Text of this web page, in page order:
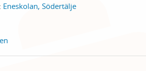
Eneskolan, Södertälje